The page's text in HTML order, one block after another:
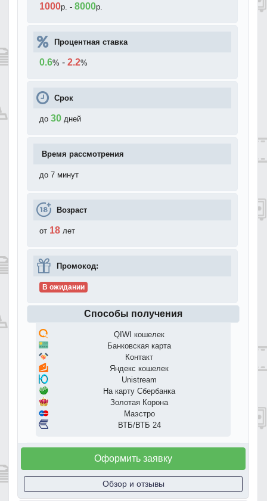
1000р. - 8000р.
Процентная ставка
0.6% - 2.2%
Срок
до 30 дней
Время рассмотрения
до 7 минут
Возраст
от 18 лет
Промокод:
В ожидании
Способы получения
QIWI кошелек
Банковская карта
Контакт
Яндекс кошелек
Unistream
На карту Сбербанка
Золотая Корона
Маэстро
ВТБ/ВТБ 24
Оформить заявку
Обзор и отзывы